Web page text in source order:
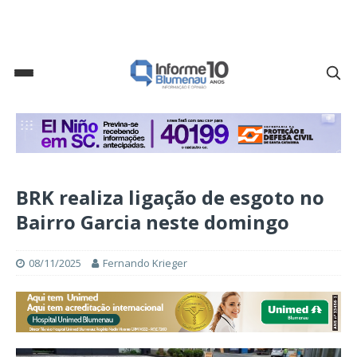
BRK realiza ligação de esgoto no
Bairro Garcia neste domingo
08/11/2025 Fernando Krieger